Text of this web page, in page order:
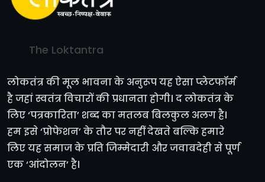
The Loktantra
लोकतंत्र की मूल भावना के अनुरूप यह ऐसा प्लेटफॉर्म
है जहां स्वतंत्र विचारों की प्रधानता होगी। द लोकतंत्र के
लिए ‘पत्रकारिता’ शब्द का मतलब बिलकुल अलग है।
हम इसे ‘प्रोफेशन’ के तौर पर नहीं देखते बल्कि हमारे
लिए यह समाज के प्रति जिम्मेदारी और जवाबदेही से पूर्ण
एक ‘आंदोलन’ है।